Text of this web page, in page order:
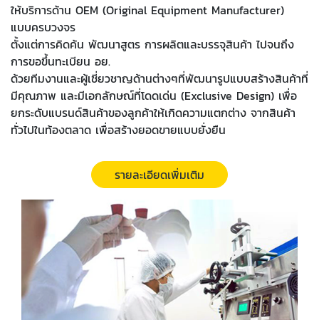
ให้บริการด้าน OEM (Original Equipment Manufacturer)
แบบครบวงจร
ตั้งแต่การคิดค้น พัฒนาสูตร การผลิตและบรรจุสินค้า ไปจนถึง
การขอขึ้นทะเบียน อย.
ด้วยทีมงานและผู้เชี่ยวชาญด้านต่างๆที่พัฒนารูปแบบสร้างสินค้าที่
มีคุณภาพ และมีเอกลักษณ์ที่โดดเด่น (Exclusive Design) เพื่อ
ยกระดับแบรนด์สินค้าของลูกค้าให้เกิดความแตกต่าง จากสินค้า
ทั่วไปในท้องตลาด เพื่อสร้างยอดขายแบบยั่งยืน
รายละเอียดเพิ่มเติม